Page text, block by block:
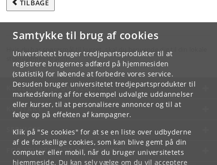
Samtykke til brug af cookies
Universitetet bruger tredjepartsprodukter til at
registrere brugernes adfærd på hjemmesiden
(statistik) for løbende at forbedre vores service.
Desuden bruger universitetet tredjepartsprodukter til
markedsføring af for eksempel udvalgte uddannelser
eller kurser, til at personalisere annoncer og til at
følge op på effekten af kampagner.
Klik på "Se cookies" for at se en liste over udbyderne
af de forskellige cookies, som kan blive gemt på din
computer eller mobil, når du bruger universitetets
hjemmeside. Du kan selv vælge om du vil acceptere
TILBAGE
Hvis du har spørgsmål til kurset, skal du henvende dig til din lokale
studieadministration.
KØBENHAVNS UNIVERSITET
KONTAKT
SERVICES
FOR STUDERENDE OG ANSATTE